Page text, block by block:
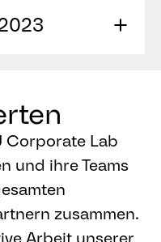
“
of a smart
with
241.
Parameter
International
Vision
(2023):
Neural Networks
Corporate Lab
und ihre Teams
zusammen.